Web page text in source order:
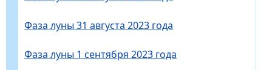
Фаза луны 31 августа 2023 года
Фаза луны 1 сентября 2023 года